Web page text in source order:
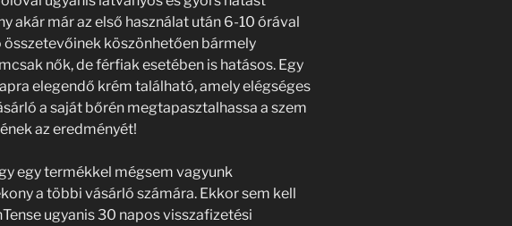
akár már az első használat után 6-10 órával
köszönhetően bármely
nők, de férfiak esetében is hatásos. Egy
elegendő krém található, amely elégséges
a saját bőrén megtapasztalhassa a szem
az eredményét!
egy termékkel mégsem vagyunk
a többi vásárló számára. Ekkor sem kell
ugyanis 30 napos visszafizetési